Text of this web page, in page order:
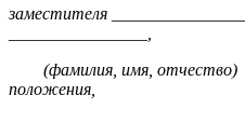
заместителя
(фамилия, имя,
положения,